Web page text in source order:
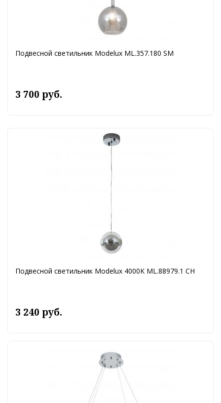
Подвесной светильник Modelux ML.357.180 SM
3 700 руб.
Подвесной светильник Modelux 4000K ML.88979.1 CH
3 240 руб.